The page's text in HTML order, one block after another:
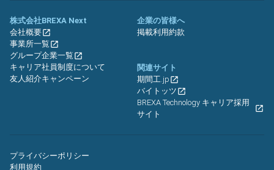
株式会社BREXA Next
会社概要
事業所一覧
グループ企業一覧
キャリア社員制度について
友人紹介キャンペーン
企業の皆様へ
掲載利用約款
関連サイト
期間工.jp
バイトッツ
BREXA Technology キャリア採用
サイト
プライバシーポリシー
利用規約